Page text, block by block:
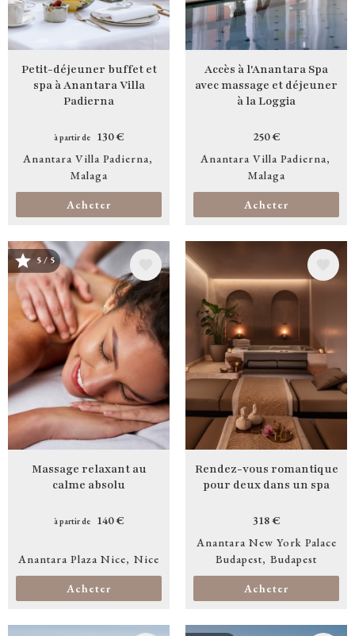
Petit-déjeuner buffet et
spa à Anantara Villa
Padierna
à partir de
130 €
Anantara Villa Padierna
Malaga
Acheter
Accès à l'Anantara Spa
avec massage et déjeuner
à la Loggia
250 €
Anantara Villa Padierna
Malaga
Acheter
Image
5 / 5
Massage relaxant au
calme absolu
à partir de 140 €
Anantara Plaza Nice Nice
Acheter
Image
Rendez-vous romantique
pour deux dans un spa
318 €
Anantara New York Palace
Budapest
Budapest
Acheter